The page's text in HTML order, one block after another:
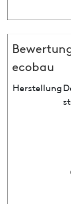
ecobau
Herstellung